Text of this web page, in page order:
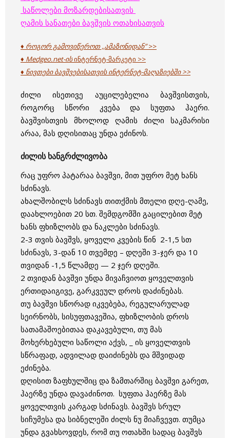
საწოლები მოზარდებისათვის
ღამის სანათები ბავშვის ოთახისათვის
♦ როგორ გამოვიწეროთ ,,ამაზონიდან”>>
♦ Medgeo.net-ისინტერნეტ-მარკეტი >>
♦ ნივთები ბავშვებისათვის ინტერნეტ-მაღაზიებში >>
ძილი ისეთივე აუცილებელია ბავშვისთვის,
როგორც სწორი კვება და სუფთა ჰაერი.
ბავშვისთვის მხოლოდ ღამის ძილი საკმარისი
არაა, მას დღისითაც უნდა ეძინოს.
ძილის ხანგრძლივობა
რაც უფრო პატარაა ბავშვი, მით უფრო მეტ ხანს
სძინავს.
ახალშობილს სძინავს თითქმის მთელი დღე-ღამე,
დაახლოებით 20 სთ. შემდგომში გაცილებით მეტ
ხანს ფხიზლობს და ნაკლები სძინავს.
2-3 თვის ბავშვს, ყოველი კვების წინ 2-1,5 სთ
სძინავს, 3-დან 10 თვემდე – დღეში 3-ჯერ და 10
თვიდან -1,5 წლამდე — 2 ჯერ დღეში.
2 თვიდან ბავშვი უნდა მივაჩვიოთ ყოველთვის
ერთიდაიგივე, გარკვეულ დროს დაძინებას.
თუ ბავშვი სწორად იკვებება, რეგულარულად
სეირნობს, სისუფთავეშია, ფხიზლობის დროს
სათამაშოებითაა დაკავებული, თუ მას
მოხერხებული საწოლი აქვს, _ ის ყოველთვის
სწრაფად, ადვილად დაიძინებს და მშვიდად
ეძინება.
დღისით ზაფხულშიც და ზამთარშიც ბავშვი გარეთ,
ჰაერზე უნდა დავაძინოთ. სუფთა ჰაერზე მას
ყოველთვის კარგად სძინავს. ბავშვს სრულ
სიჩუმესა და სიბნელეში ძილს ნუ მიაჩვევთ. თუმცა
უნდა გვახსოვდეს, რომ თუ ოთახში სადაც ბავშვს